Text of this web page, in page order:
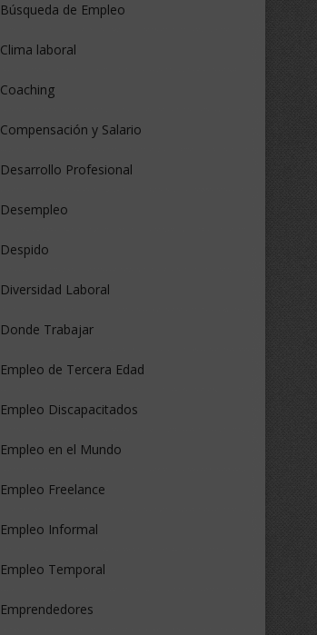
Búsqueda de Empleo
Clima laboral
Coaching
Compensación y Salario
Desarrollo Profesional
Desempleo
Despido
Diversidad Laboral
Donde Trabajar
Empleo de Tercera Edad
Empleo Discapacitados
Empleo en el Mundo
Empleo Freelance
Empleo Informal
Empleo Temporal
Emprendedores